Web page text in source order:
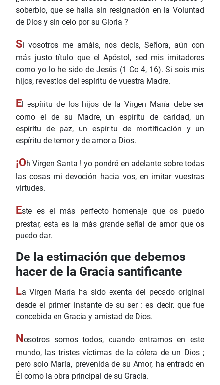
soberbio, que se halla sin resignación en la Voluntad
de Dios y sin celo por su Gloria ?
Si vosotros me amáis, nos decís, Señora, aún con
más justo título que el Apóstol, sed mis imitadores
como yo lo he sido de Jesús (1 Co 4, 16). Si sois mis
hijos, revestíos del espíritu de vuestra Madre.
El espíritu de los hijos de la Virgen María debe ser
como el de su Madre, un espíritu de caridad, un
espíritu de paz, un espíritu de mortificación y un
espíritu de temor y de amor a Dios.
¡Oh Virgen Santa ! yo pondré en adelante sobre todas
las cosas mi devoción hacia vos, en imitar vuestras
virtudes.
Este es el más perfecto homenaje que os puedo
prestar, esta es la más grande señal de amor que os
puedo dar.
De la estimación que debemos
hacer de la Gracia santificante
La Virgen María ha sido exenta del pecado original
desde el primer instante de su ser : es decir, que fue
concebida en Gracia y amistad de Dios.
Nosotros somos todos, cuando entramos en este
mundo, las tristes víctimas de la cólera de un Dios ;
pero solo María, prevenida de su Amor, ha entrado en
Él como la obra principal de su Gracia.